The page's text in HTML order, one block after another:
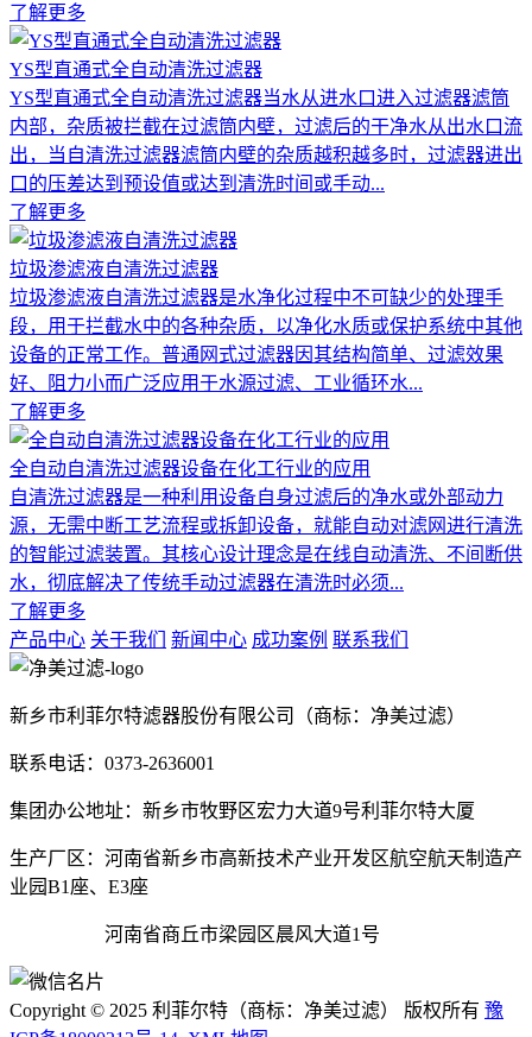
了解更多
YS型直通式全自动清洗过滤器
YS型直通式全自动清洗过滤器当水从进水口进入过滤器滤筒
内部，杂质被拦截在过滤筒内壁，过滤后的干净水从出水口流
出，当自清洗过滤器滤筒内壁的杂质越积越多时，过滤器进出
口的压差达到预设值或达到清洗时间或手动...
了解更多
垃圾渗滤液自清洗过滤器
垃圾渗滤液自清洗过滤器是水净化过程中不可缺少的处理手
段，用于拦截水中的各种杂质，以净化水质或保护系统中其他
设备的正常工作。普通网式过滤器因其结构简单、过滤效果
好、阻力小而广泛应用于水源过滤、工业循环水...
了解更多
全自动自清洗过滤器设备在化工行业的应用
自清洗过滤器是一种利用设备自身过滤后的净水或外部动力
源，无需中断工艺流程或拆卸设备，就能自动对滤网进行清洗
的智能过滤装置。其核心设计理念是在线自动清洗、不间断供
水，彻底解决了传统手动过滤器在清洗时必须...
了解更多
产品中心 关于我们 新闻中心 成功案例 联系我们
新乡市利菲尔特滤器股份有限公司（商标：净美过滤）
联系电话：0373-2636001
集团办公地址：新乡市牧野区宏力大道9号利菲尔特大厦
生产厂区：河南省新乡市高新技术产业开发区航空航天制造产
业园B1座、E3座
河南省商丘市梁园区晨风大道1号
Copyright © 2025 利菲尔特（商标：净美过滤） 版权所有 豫